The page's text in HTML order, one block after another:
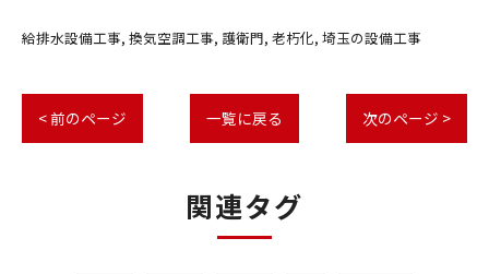
給排水設備工事 換気空調工事 護衛門 老朽化 埼玉の設備工事
< 前のページ 一覧に戻る 次のページ >
関連タグ